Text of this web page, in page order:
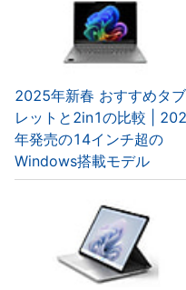
2025年新春 おすすめタブ
レットと2in1の比較 |
年発売の14インチ超の
Windows搭載モデル